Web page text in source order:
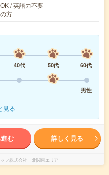
/ 英語力不要
方
40代 50代
60代
男性
見る
む 詳しく見る
フ株式会社 北関東エリア